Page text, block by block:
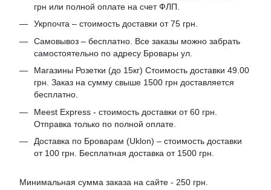
грн или полной оплате на счет ФЛП.
Укрпочта – стоимость доставки от 75 грн.
Самовывоз – бесплатно. Все заказы можно забрать
самостоятельно по адресу Бровары ул.
Магазины Розетки (до 15кг) Стоимость доставки 49.00
грн. Заказ на сумму свыше 1500 грн доставляется
бесплатно.
Meest Express - стоимость доставки от 60 грн.
Отправка только по полной оплате.
Доставка по Броварам (Uklon) – стоимость доставки
от 100 грн. Бесплатная доставка от 1500 грн.
Минимальная сумма заказа на сайте - 250 грн.